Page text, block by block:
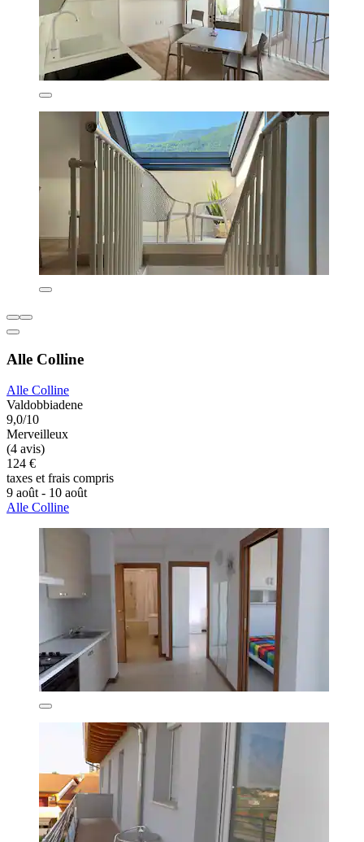
Alle Colline
Alle Colline
Valdobbiadene
9,0/10
Merveilleux
(4 avis)
124 €
taxes et frais compris
9 août - 10 août
Alle Colline